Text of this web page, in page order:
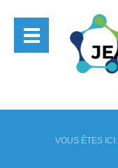
VOUS ÊTES ICI: